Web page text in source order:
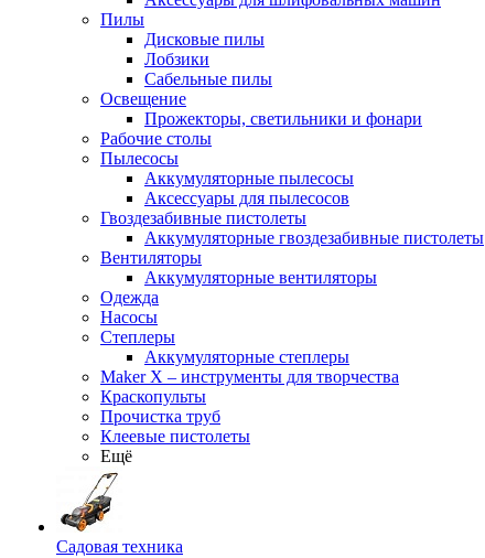
Пилы
Дисковые пилы
Лобзики
Сабельные пилы
Освещение
Прожекторы, светильники и фонари
Рабочие столы
Пылесосы
Аккумуляторные пылесосы
Аксессуары для пылесосов
Гвоздезабивные пистолеты
Аккумуляторные гвоздезабивные пистолеты
Вентиляторы
Аккумуляторные вентиляторы
Одежда
Насосы
Степлеры
Аккумуляторные степлеры
Maker X – инструменты для творчества
Краскопульты
Прочистка труб
Клеевые пистолеты
Ещё
Садовая техника